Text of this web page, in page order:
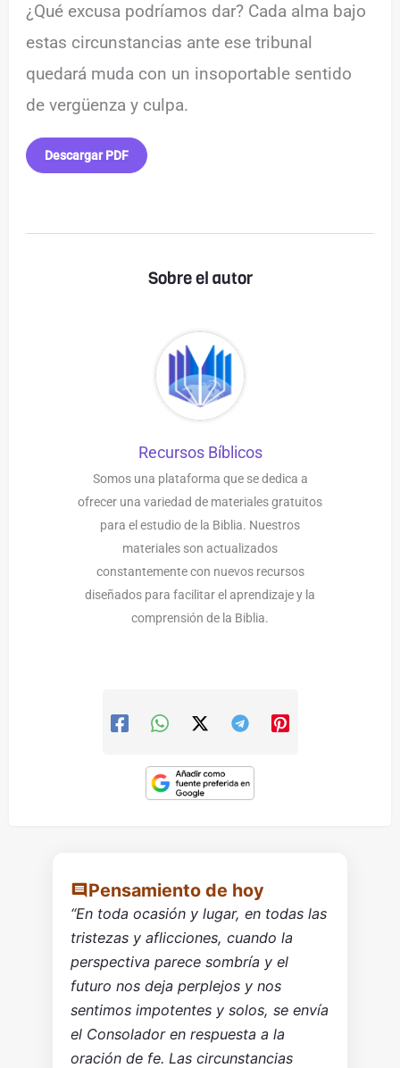
¿Qué excusa podríamos dar? Cada alma bajo
estas circunstancias ante ese tribunal
quedará muda con un insoportable sentido
de vergüenza y culpa.
Descargar PDF
Sobre el autor
Recursos Bíblicos
Somos una plataforma que se dedica a
ofrecer una variedad de materiales gratuitos
para el estudio de la Biblia. Nuestros
materiales son actualizados
constantemente con nuevos recursos
diseñados para facilitar el aprendizaje y la
comprensión de la Biblia.
Pensamiento de hoy
“En toda ocasión y lugar, en todas las
tristezas y aflicciones, cuando la
perspectiva parece sombría y el
futuro nos deja perplejos y nos
sentimos impotentes y solos, se envía
el Consolador en respuesta a la
oración de fe. Las circunstancias